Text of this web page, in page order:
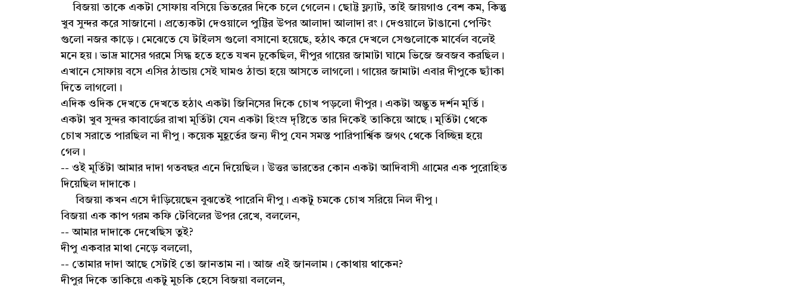
বিজয়া তাকে একটা সোফায় বসিয়ে ভিতরের দিকে চলে গেলেন। ছোট্ট ফ্ল্যাট, তাই জায়গাও বেশ কম, কিন্তু
খুব সুন্দর করে সাজানো। প্রত্যেকটা দেওয়ালে পুট্টির উপর আলাদা আলাদা রং। দেওয়ালে টাঙানো পেন্টিং
গুলো নজর কাড়ে। মেঝেতে যে টাইলস গুলো বসানো হয়েছে, হঠাৎ করে দেখলে সেগুলোকে মার্বেল বলেই
মনে হয়। ভাদ্র মাসের গরমে সিদ্ধ হতে হতে যখন ঢুকেছিল, দীপুর গায়ের জামাটা ঘামে ভিজে জবজব করছিল।
এখানে সোফায় বসে এসির ঠান্ডায় সেই ঘামও ঠান্ডা হয়ে আসতে লাগলো। গায়ের জামাটা এবার দীপুকে ছ্যাঁকা
দিতে লাগলো।
এদিক ওদিক দেখতে দেখতে হঠাৎ একটা জিনিসের দিকে চোখ পড়লো দীপুর। একটা অদ্ভুত দর্শন মূর্তি।
একটা খুব সুন্দর কাবার্ডের রাখা মূর্তিটা যেন একটা হিংস্র দৃষ্টিতে তার দিকেই তাকিয়ে আছে। মূর্তিটা থেকে
চোখ সরাতে পারছিল না দীপু। কয়েক মুহূর্তের জন্য দীপু যেন সমস্ত পারিপার্শ্বিক জগৎ থেকে বিচ্ছিন্ন হয়ে
গেল।
-- ওই মূর্তিটা আমার দাদা গতবছর এনে দিয়েছিল। উত্তর ভারতের কোন একটা আদিবাসী গ্রামের এক পুরোহিত
দিয়েছিল দাদাকে।
বিজয়া কখন এসে দাঁড়িয়েছেন বুঝতেই পারেনি দীপু। একটু চমকে চোখ সরিয়ে নিল দীপু।
বিজয়া এক কাপ গরম কফি টেবিলের উপর রেখে, বললেন,
-- আমার দাদাকে দেখেছিস তুই?
দীপু একবার মাথা নেড়ে বললো,
-- তোমার দাদা আছে সেটাই তো জানতাম না। আজ এই জানলাম। কোথায় থাকেন?
দীপুর দিকে তাকিয়ে একটু মুচকি হেসে বিজয়া বললেন,